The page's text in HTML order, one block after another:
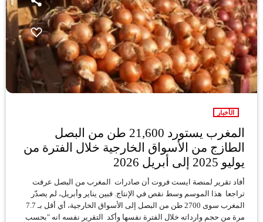
الأخبار
المغرب يستورد 21,600 طن من البصل
الطازج من الأسواق الخارجية خلال الفترة من
يوليو 2025 إلى أبريل 2026
أفاد تقرير لمنصة ايست فروت أن صادرات المغرب من البصل عرفت
تراجعا هذا الموسم وسط نقص في الإنتاج. فبين يناير وأبريل، لم يصدّر
المغرب سوى 2700 طن من البصل إلى الأسواق الخارجية، أي أقل بـ 7.7
مرة من حجم وارداته خلال الفترة نفسها وأكد التقرير نفسه انه "بحسب